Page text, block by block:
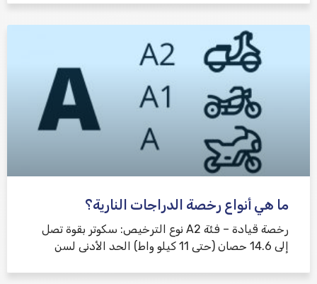
ما هي أنواع رخصة الدراجات النارية؟
رخصة قيادة – فئة A2 نوع الترخيص: سكوتر بقوة تصل
إلى 14.6 حصان (حتى 11 كيلو واط) الحد الأدنى لسن